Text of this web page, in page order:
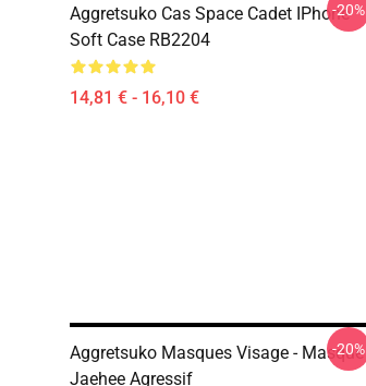
Aggretsuko Cas Space Cadet IPhone
Soft Case RB2204
14,81 € - 16,10 €
-20%
Aggretsuko Masques Visage - Masque
Jaehee Agressif
-20%